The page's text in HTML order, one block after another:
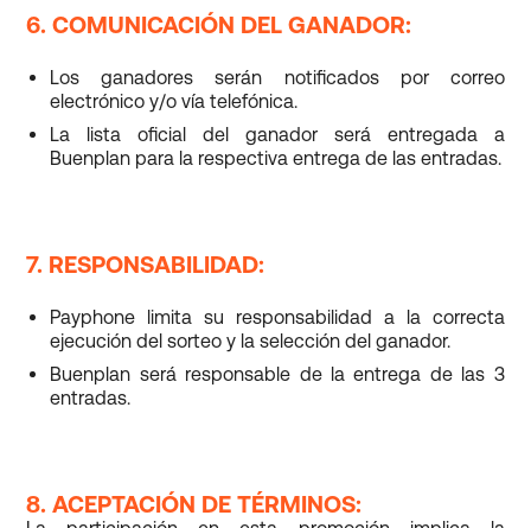
6. COMUNICACIÓN DEL GANADOR:
Los ganadores serán notificados por correo
electrónico y/o vía telefónica.
La lista oficial del ganador será entregada a
Buenplan para la respectiva entrega de las entradas.
7. RESPONSABILIDAD:
Payphone limita su responsabilidad a la correcta
ejecución del sorteo y la selección del ganador.
Buenplan será responsable de la entrega de las 3
entradas.
8. ACEPTACIÓN DE TÉRMINOS: